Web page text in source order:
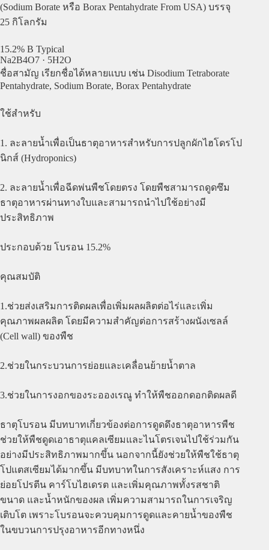
(Sodium Borate หรือ Borax Pentahydrate From USA) บรรจุ
25 กิโลกรัม
15.2% B Typical
Na2B4O7 · 5H2O
ชื่อสามัญ เรียกชื่อได้หลายแบบ เช่น Disodium Tetraborate
Pentahydrate, Sodium Borate, Borax Pentahydrate
ใช้สำหรับ
1. ละลายน้ำเพื่อเป็นธาตุอาหารสำหรับการปลูกผักไฮโดรโป
นิกส์ (Hydroponics)
2. ละลายน้ำเพื่อฉีดพ่นพืชโดยตรง โดยพืชสามารถดูดซึม
ธาตุอาหารผ่านทางใบและสามารถนำไปใช้อย่างมี
ประสิทธิภาพ
ประกอบด้วย โบรอน 15.2%
คุณสมบัติ
1.ช่วยส่งเสริมการติดผลเพื่อเพิ่มผลผลิตต่อไร่และเพิ่ม
คุณภาพผลผลิต โดยมีความสำคัญต่อการสร้างผนังเซลล์
(Cell wall) ของพืช
2.ช่วยในกระบวนการย่อยและเคลื่อนย้ายน้ำตาล
3.ช่วยในการงอกของระอองเรณู ทำให้พืชออกดอกติดผลดี
ธาตุโบรอน มีบทบาทเกี่ยวข้องต่อการดูดดึงธาตุอาหารพืช
ช่วยให้พืชดูดเอาธาตุแคลเซียมและไนโตรเจนไปใช้ร่วมกัน
อย่างมีประสิทธิภาพมากขึ้น นอกจากนี้ยังช่วยให้พืชใช้ธาตุ
โปแตสเซียมได้มากขึ้น มีบทบาทในการสังเคราะห์แสง การ
ย่อยโปรตีน คาร์โบไฮเดรต และเพิ่มคุณภาพทั้งรสชาติ
ขนาด และน้ำหนักของผล เพิ่มความสามารถในการเจริญ
เติบโต เพราะโบรอนจะควบคุมการดูดและคายน้ำของพืช
ในขบวนการปรุงอาหารอีกทางหนึ่ง